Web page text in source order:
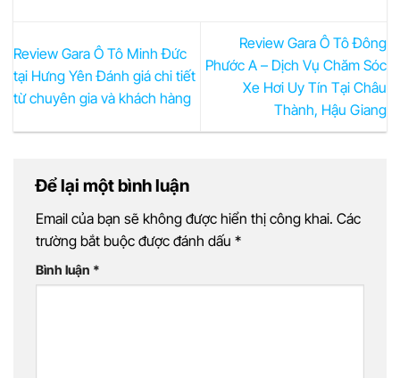
Review Gara Ô Tô Minh Đức
tại Hưng Yên Đánh giá chi tiết
từ chuyên gia và khách hàng
Review Gara Ô Tô Đông
Phước A – Dịch Vụ Chăm Sóc
Xe Hơi Uy Tín Tại Châu
Thành, Hậu Giang
Để lại một bình luận
Email của bạn sẽ không được hiển thị công khai. Các
trường bắt buộc được đánh dấu *
Bình luận *